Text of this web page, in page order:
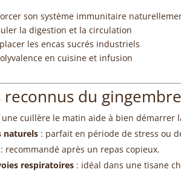
son système immunitaire
la digestion et la circulation
les encas sucrés industriels
en cuisine et infusion
reconnus du
une cuillère le matin aide à bien démarrer
naturels : parfait en période de stress ou
recommandé après un repas copieux.
respiratoires : idéal dans une tisane